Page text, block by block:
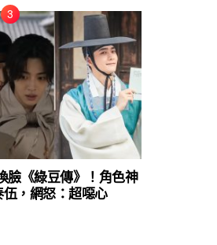
臉《綠豆傳》！角色神
，網怒：超噁心